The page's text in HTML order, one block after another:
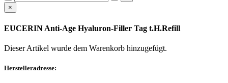
×
EUCERIN Anti-Age Hyaluron-Filler Tag t.H.Refill
Dieser Artikel wurde dem Warenkorb hinzugefügt.
Herstelleradresse: